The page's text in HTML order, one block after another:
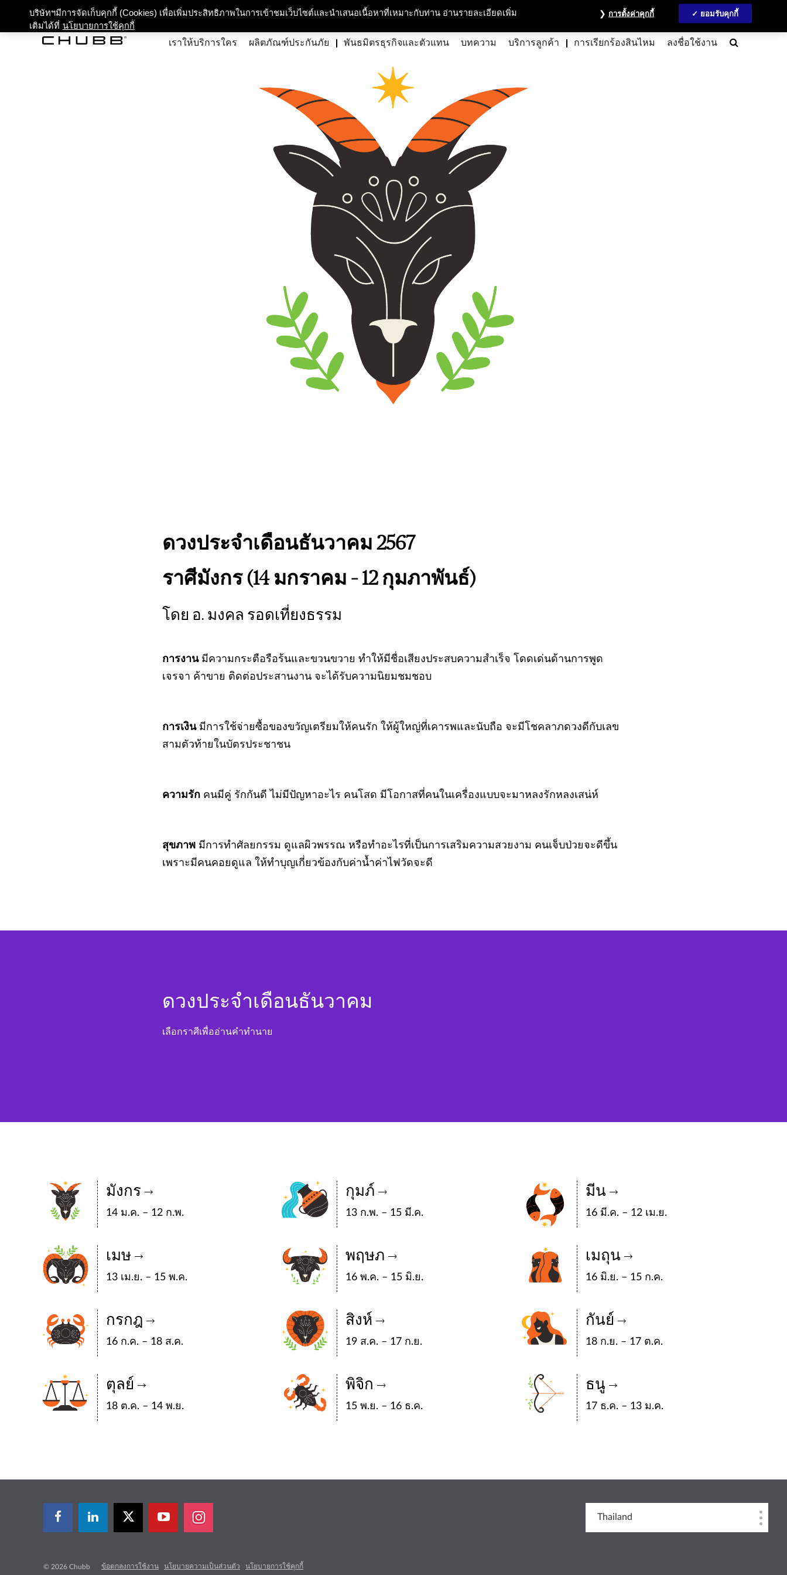
เกี่ยวกับเรา ความรับผิดชอบต่อสังคมและสิ่งแวดล้อม สนใจร่วมงาน ศูนย์สื่อมวลชน MyAccount English
เราให้บริการใคร ผลิตภัณฑ์ประกันภัย พันธมิตรธุรกิจและตัวแทน บทความ บริการลูกค้า การเรียกร้องสินไหม ลงชื่อใช้งาน Search
ดวงประจำเดือนธันวาคม 2567
ราศีมังกร (14 มกราคม – 12 กุมภาพันธ์)
โดย อ. มงคล รอดเที่ยงธรรม
การงานมีความกระตือรือร้นและขวนขวาย ทำให้มีชื่อเสียงประสบความสำเร็จ โดดเด่นด้านการพูด
เจรจา ค้าขาย ติดต่อประสานงาน จะได้รับความนิยมชมชอบ
การเงินมีการใช้จ่ายซื้อของขวัญเตรียมให้คนรัก ให้ผู้ใหญ่ที่เคารพและนับถือ จะมีโชคลาภดวงดีกับเลข
สามตัวท้ายในบัตรประชาชน
ความรักคนมีคู่ รักกันดี ไม่มีปัญหาอะไร คนโสด มีโอกาสที่คนในเครื่องแบบจะมาหลงรักหลงเสน่ห์
สุขภาพมีการทำศัลยกรรม ดูแลผิวพรรณ หรือทำอะไรที่เป็นการเสริมความสวยงาม คนเจ็บป่วยจะดีขึ้น
เพราะมีคนคอยดูแล ให้ทำบุญเกี่ยวข้องกับค่าน้ำค่าไฟวัดจะดี
ดวงประจำเดือนธันวาคม
เลือกราศีเพื่ออ่านคำทำนาย
มังกร
14 ม.ค. – 12 ก.พ.
กุมภ์
13 ก.พ. – 15 มี.ค.
มีน
16 มี.ค. – 12 เม.ย.
เมษ
13 เม.ย. – 15 พ.ค.
พฤษภ
16 พ.ค. – 15 มิ.ย.
เมถุน
16 มิ.ย. – 15 ก.ค.
กรกฎ
16 ก.ค. – 18 ส.ค.
สิงห์
19 ส.ค. – 17 ก.ย.
กันย์
18 ก.ย. – 17 ต.ค.
ตุลย์
18 ต.ค. – 14 พ.ย.
พิจิก
15 พ.ย. – 16 ธ.ค.
ธนู
17 ธ.ค. – 13 ม.ค.
Thailand
© 2026 Chubb ข้อตกลงการใช้งาน นโยบายความเป็นส่วนตัว นโยบายการใช้คุกกี้
บริษัทฯมีการจัดเก็บคุกกี้ (Cookies) เพื่อเพิ่มประสิทธิภาพในการเข้าชมเว็บไซต์และนำเสนอเนื้อหาที่เหมาะกับท่าน อ่านรายละเอียดเพิ่ม
เติมได้ที่ นโยบายการใช้คุกกี้
การตั้งค่าคุกกี้ ยอมรับคุกกี้